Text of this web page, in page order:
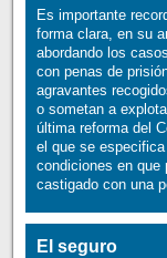
Es importante
forma clara, en su
abordando los
con penas de
agravantes
o sometan a
última reforma del
el que se
condiciones en que
castigado con una
El seguro